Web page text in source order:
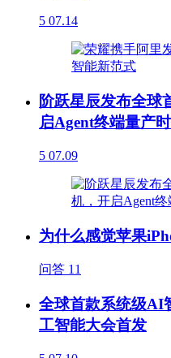
5 07.14
阶跃星辰发布全球
启Agent终端量产
5 07.09
为什么感觉苹果
问答 11
全球首款系统级AI
工智能大会首发